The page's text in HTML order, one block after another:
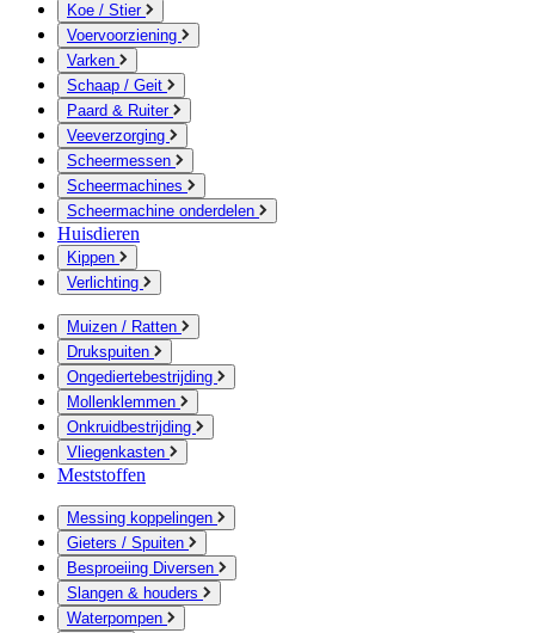
Koe / Stier
Voervoorziening
Varken
Schaap / Geit
Paard & Ruiter
Veeverzorging
Scheermessen
Scheermachines
Scheermachine onderdelen
Huisdieren
Kippen
Verlichting
Muizen / Ratten
Drukspuiten
Ongediertebestrijding
Mollenklemmen
Onkruidbestrijding
Vliegenkasten
Meststoffen
Messing koppelingen
Gieters / Spuiten
Besproeiing Diversen
Slangen & houders
Waterpompen